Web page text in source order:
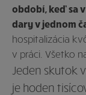
období, keď sa
dary v jednom
hospitalizácia
v práci. Všetko
Jeden skutok
je hoden